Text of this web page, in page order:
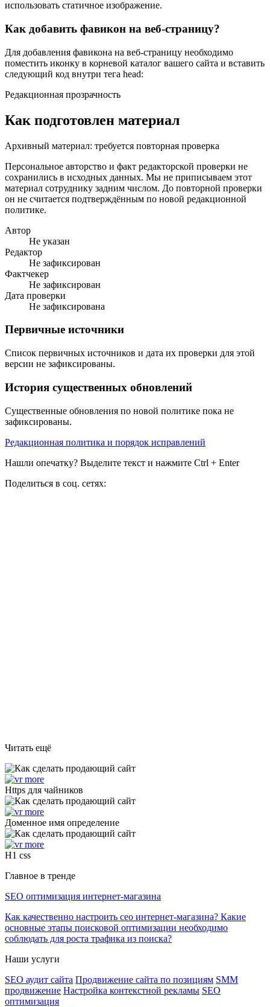
использовать статичное изображение.
Как добавить фавикон на веб-страницу?
Для добавления фавикона на веб-страницу необходимо
поместить иконку в корневой каталог вашего сайта и вставить
следующий код внутри тега head:
Редакционная прозрачность
Как подготовлен материал
Архивный материал: требуется повторная проверка
Персональное авторство и факт редакторской проверки не
сохранились в исходных данных. Мы не приписываем этот
материал сотруднику задним числом. До повторной проверки
он не считается подтверждённым по новой редакционной
политике.
Автор
Не указан
Редактор
Не зафиксирован
Фактчекер
Не зафиксирован
Дата проверки
Не зафиксирована
Первичные источники
Список первичных источников и дата их проверки для этой
версии не зафиксированы.
История существенных обновлений
Существенные обновления по новой политике пока не
зафиксированы.
Редакционная политика и порядок исправлений
Нашли опечатку? Выделите текст и нажмите Ctrl + Enter
Поделиться в соц. сетях:
Читать ещё
Https для чайников
Доменное имя определение
H1 css
Главное в тренде
SEO оптимизация интернет-магазина
Как качественно настроить сео интернет-магазина? Какие
основные этапы поисковой оптимизации необходимо
соблюдать для роста трафика из поиска?
Наши услуги
SEO аудит сайта Продвижение сайта по позициям SMM
продвижение Настройка контекстной рекламы SEO
оптимизация